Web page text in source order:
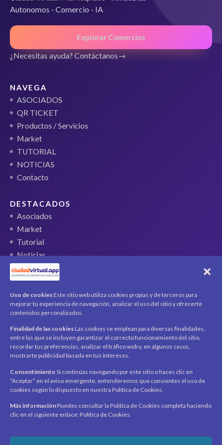
Uso de cookies Este sitio web utiliza cookies propias y de terceros para
mejorar tu experiencia de navegación, analizar el uso del sitio y ofrecerte
contenidos personalizados.
Finalidad de las cookies Las cookies se emplean para diversas finalidades,
entre las que se incluyen garantizar el correcto funcionamiento del sitio,
recordar tus preferencias, analizar el tráfico web y, en algunos casos,
mostrarte publicidad basada en tus intereses.
Consentimiento Si continúas navegando por este sitio o haces clic en
“Aceptar” en el aviso emergente, entenderemos que consientes el uso de
cookies según lo dispuesto en nuestra Política de Cookies.
Más información Puedes consultar la Política de Cookies completa haciendo
clic en el siguiente enlace: Política de Cookies.
Autonomos - Comercio - IA
Explorar Comercios
¿Necesitas ayuda? Contáctanos
NAVEGA
ASOCIADOS
QR TICKET
Productos / Servicios
Market
TUTORIAL
NOTICIAS
Contacto
DESTACADOS
Asociados
Market
Tutorial
Noticias
QR Ticket
CUENTA
Mi cuenta
Productos / Servicios
Asociados
Acerca deContactoNoticias
SÍGUENOS
Encuéntranos en redes sociales y mantente al día con
novedades y promociones.
Recibe novedades y promociones en tu correo.